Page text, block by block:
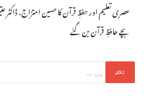
عصری تعلیم اور حفظِ قرآن کا حسین امتزاج،
بچے حافظِ قرآن بن گئے